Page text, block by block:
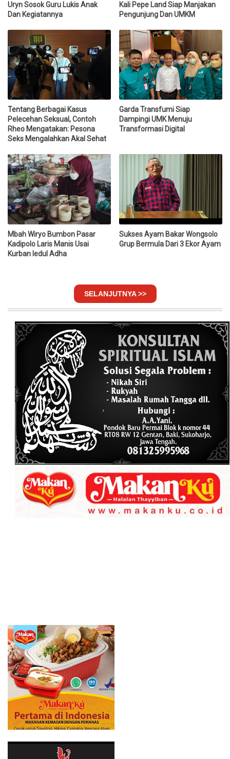
Uryn Sosok Guru Lukis Anak
Dan Kegiatannya
Kali Pepe Land Siap Manjakan
Pengunjung Dan UMKM
Tentang Berbagai Kasus
Pelecehan Seksual, Contoh
Rheo Mengatakan: Pesona
Seks Mengalahkan Akal Sehat
Garda Transfumi Siap
Dampingi UMK Menuju
Transformasi Digital
Mbah Wiryo Bumbon Pasar
Kadipolo Laris Manis Usai
Kurban Iedul Adha
Sukses Ayam Bakar Wongsolo
Grup Bermula Dari 3 Ekor Ayam
SELANJUTNYA >>